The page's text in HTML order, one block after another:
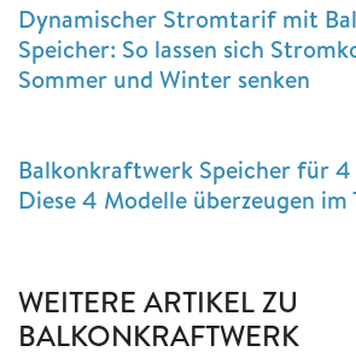
Dynamischer Stromtarif mit
Speicher: So lassen sich
Sommer und Winter senken
Balkonkraftwerk Speicher für 4
Diese 4 Modelle überzeugen im
WEITERE ARTIKEL ZU
BALKONKRAFTWERK